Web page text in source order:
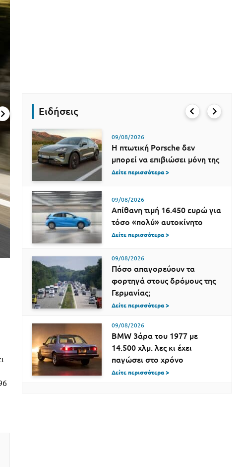
Ειδήσεις
09/08/2026
Η πτωτική Porsche δεν
μπορεί να επιβιώσει μόνη της
Δείτε περισσότερα >
09/08/2026
Απίθανη τιμή 16.450 ευρώ για
τόσο «πολύ» αυτοκίνητο
Δείτε περισσότερα >
09/08/2026
Πόσο απαγορεύουν τα
φορτηγά στους δρόμους της
Γερμανίας;
Δείτε περισσότερα >
09/08/2026
BMW 3άρα του 1977 με
14.500 χλμ. λες κι έχει
παγώσει στο χρόνο
Δείτε περισσότερα >